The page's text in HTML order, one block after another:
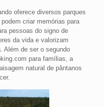
oferece diversos parques
criar memórias para
pessoas do signo de
da vida e valorizam
Além de ser o segundo
para famílias, a
natural de pântanos